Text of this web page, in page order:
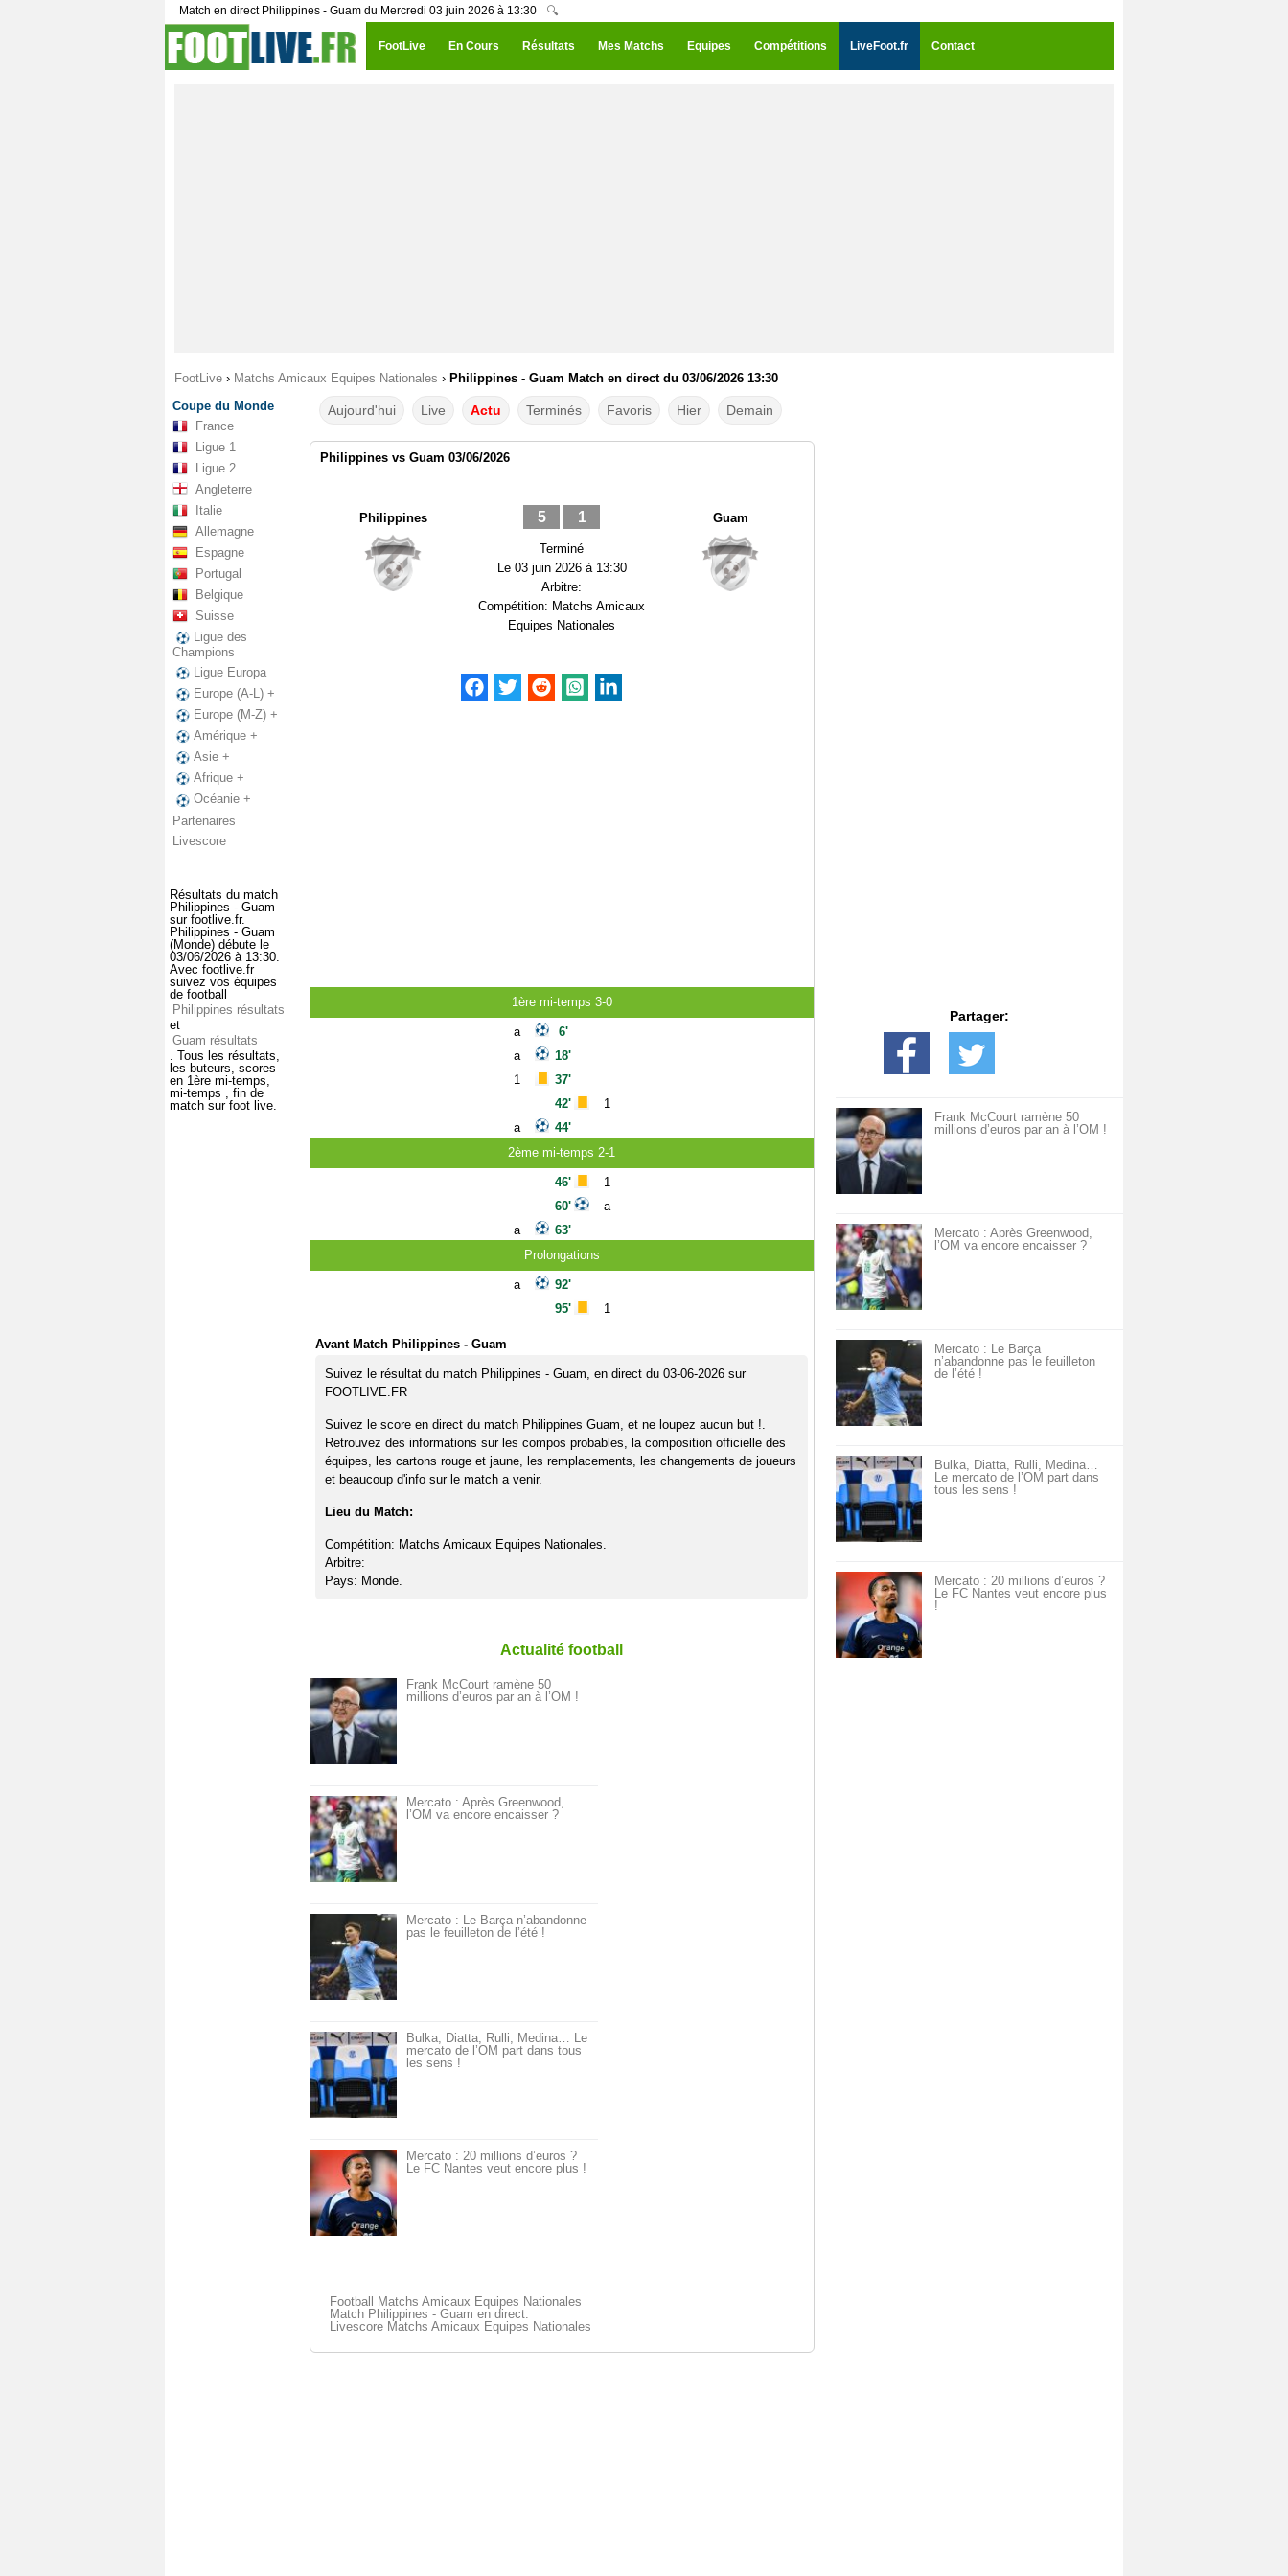
Match en direct Philippines - Guam du Mercredi 03 juin 2026 à 13:30 🔍
FootLive En Cours Résultats Mes Matchs Equipes Compétitions LiveFoot.fr Contact
FootLive › Matchs Amicaux Equipes Nationales › Philippines - Guam Match en direct du 03/06/2026 13:30
Coupe du Monde
France
Ligue 1
Ligue 2
Angleterre
Italie
Allemagne
Espagne
Portugal
Belgique
Suisse
Ligue des
Champions
Ligue Europa
Europe (A-L) +
Europe (M-Z) +
Amérique +
Asie +
Afrique +
Océanie +
Partenaires
Livescore
Résultats du match
Philippines - Guam
sur footlive.fr.
Philippines - Guam
(Monde) débute le
03/06/2026 à 13:30.
Avec footlive.fr
suivez vos équipes
de football
Philippines résultats
et
Guam résultats
. Tous les résultats,
les buteurs, scores
en 1ère mi-temps,
mi-temps , fin de
match sur foot live.
Aujourd'hui Live Actu Terminés Favoris Hier Demain
Philippines vs Guam 03/06/2026
Philippines 5 1
Terminé
Le 03 juin 2026 à 13:30
Arbitre:
Compétition: Matchs Amicaux
Equipes Nationales
Guam
1ère mi-temps 3-0
a
a
1
a
6'
18'
37'
42'
44'
1
2ème mi-temps 2-1
a
46'
60'
63'
1
a
Prolongations
a
92'
95'
1
Avant Match Philippines - Guam
Suivez le résultat du match Philippines - Guam, en direct du 03-06-2026 sur
FOOTLIVE.FR
Suivez le score en direct du match Philippines Guam, et ne loupez aucun but !.
Retrouvez des informations sur les compos probables, la composition officielle des
équipes, les cartons rouge et jaune, les remplacements, les changements de joueurs
et beaucoup d'info sur le match a venir.
Lieu du Match:
Compétition: Matchs Amicaux Equipes Nationales.
Arbitre:
Pays: Monde.
Actualité football
Frank McCourt ramène 50
millions d’euros par an à l’OM !
Mercato : Après Greenwood,
l’OM va encore encaisser ?
Mercato : Le Barça n’abandonne
pas le feuilleton de l’été !
Bulka, Diatta, Rulli, Medina… Le
mercato de l’OM part dans tous
les sens !
Mercato : 20 millions d’euros ?
Le FC Nantes veut encore plus !
Football Matchs Amicaux Equipes Nationales
Match Philippines - Guam en direct.
Livescore Matchs Amicaux Equipes Nationales
Partager:
Frank McCourt ramène 50
millions d’euros par an à l’OM !
Mercato : Après Greenwood,
l’OM va encore encaisser ?
Mercato : Le Barça
n’abandonne pas le feuilleton
de l’été !
Bulka, Diatta, Rulli, Medina…
Le mercato de l’OM part dans
tous les sens !
Mercato : 20 millions d’euros ?
Le FC Nantes veut encore plus
!